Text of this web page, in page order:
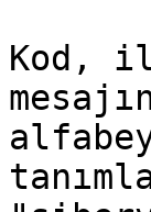
Kod,